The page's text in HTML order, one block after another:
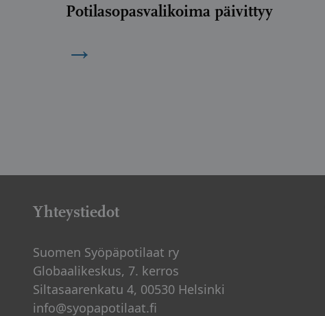
Potilasopasvalikoima päivittyy
→
Yhteystiedot
Suomen Syöpäpotilaat ry
Globaalikeskus, 7. kerros
Siltasaarenkatu 4, 00530 Helsinki
info@syopapotilaat.fi